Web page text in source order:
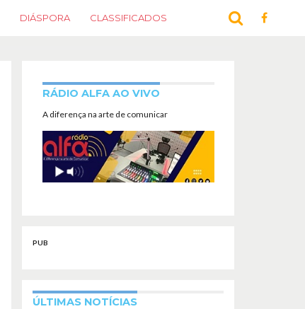
DIÁSPORA CLASSIFICADOS
RÁDIO ALFA AO VIVO
A diferença na arte de comunicar
PUB
ÚLTIMAS NOTÍCIAS